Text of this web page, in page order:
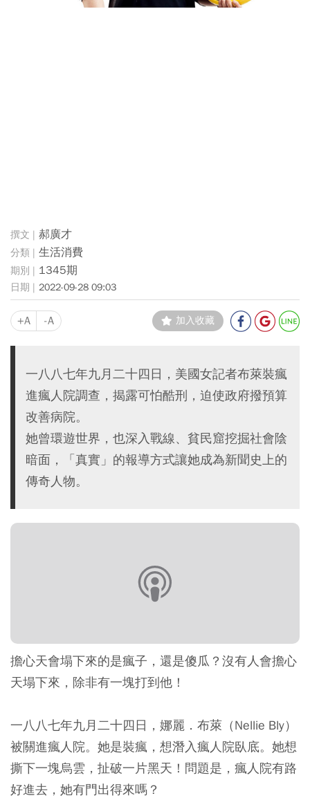
郝廣才
生活消費
1345期
2022-09-28 09:03
+A -A 加入收藏
一八八七年九月二十四日，美國女記者布萊裝瘋
進瘋人院調查，揭露可怕酷刑，迫使政府撥預算
改善病院。
她曾環遊世界，也深入戰線、貧民窟挖掘社會陰
暗面，「真實」的報導方式讓她成為新聞史上的
傳奇人物。
擔心天會塌下來的是瘋子，還是傻瓜？沒有人會擔心
天塌下來，除非有一塊打到他！
一八八七年九月二十四日，娜麗．布萊（Nellie Bly）
被關進瘋人院。她是裝瘋，想潛入瘋人院臥底。她想
撕下一塊烏雲，扯破一片黑天！問題是，瘋人院有路
好進去，她有門出得來嗎？